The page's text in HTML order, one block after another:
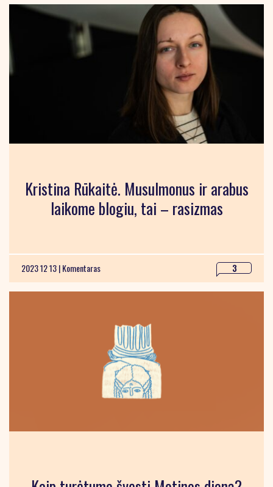
Kristina Rūkaitė. Musulmonus ir arabus
laikome blogiu, tai – rasizmas
2023 12 13 |Komentaras 3